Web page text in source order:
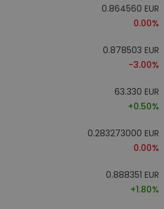
0.864560 EUR
0.00%
0.878503 EUR
-3.00%
63.330 EUR
+0.50%
0.283273000 EUR
0.00%
0.888351 EUR
+1.80%